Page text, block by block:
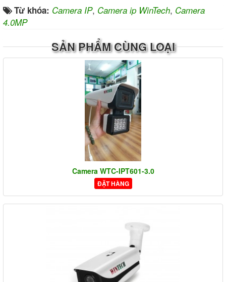
Từ khóa: Camera IP, Camera ip WinTech, Camera
4.0MP
SẢN PHẨM CÙNG LOẠI
Camera WTC-IPT601-3.0
ĐẶT HÀNG